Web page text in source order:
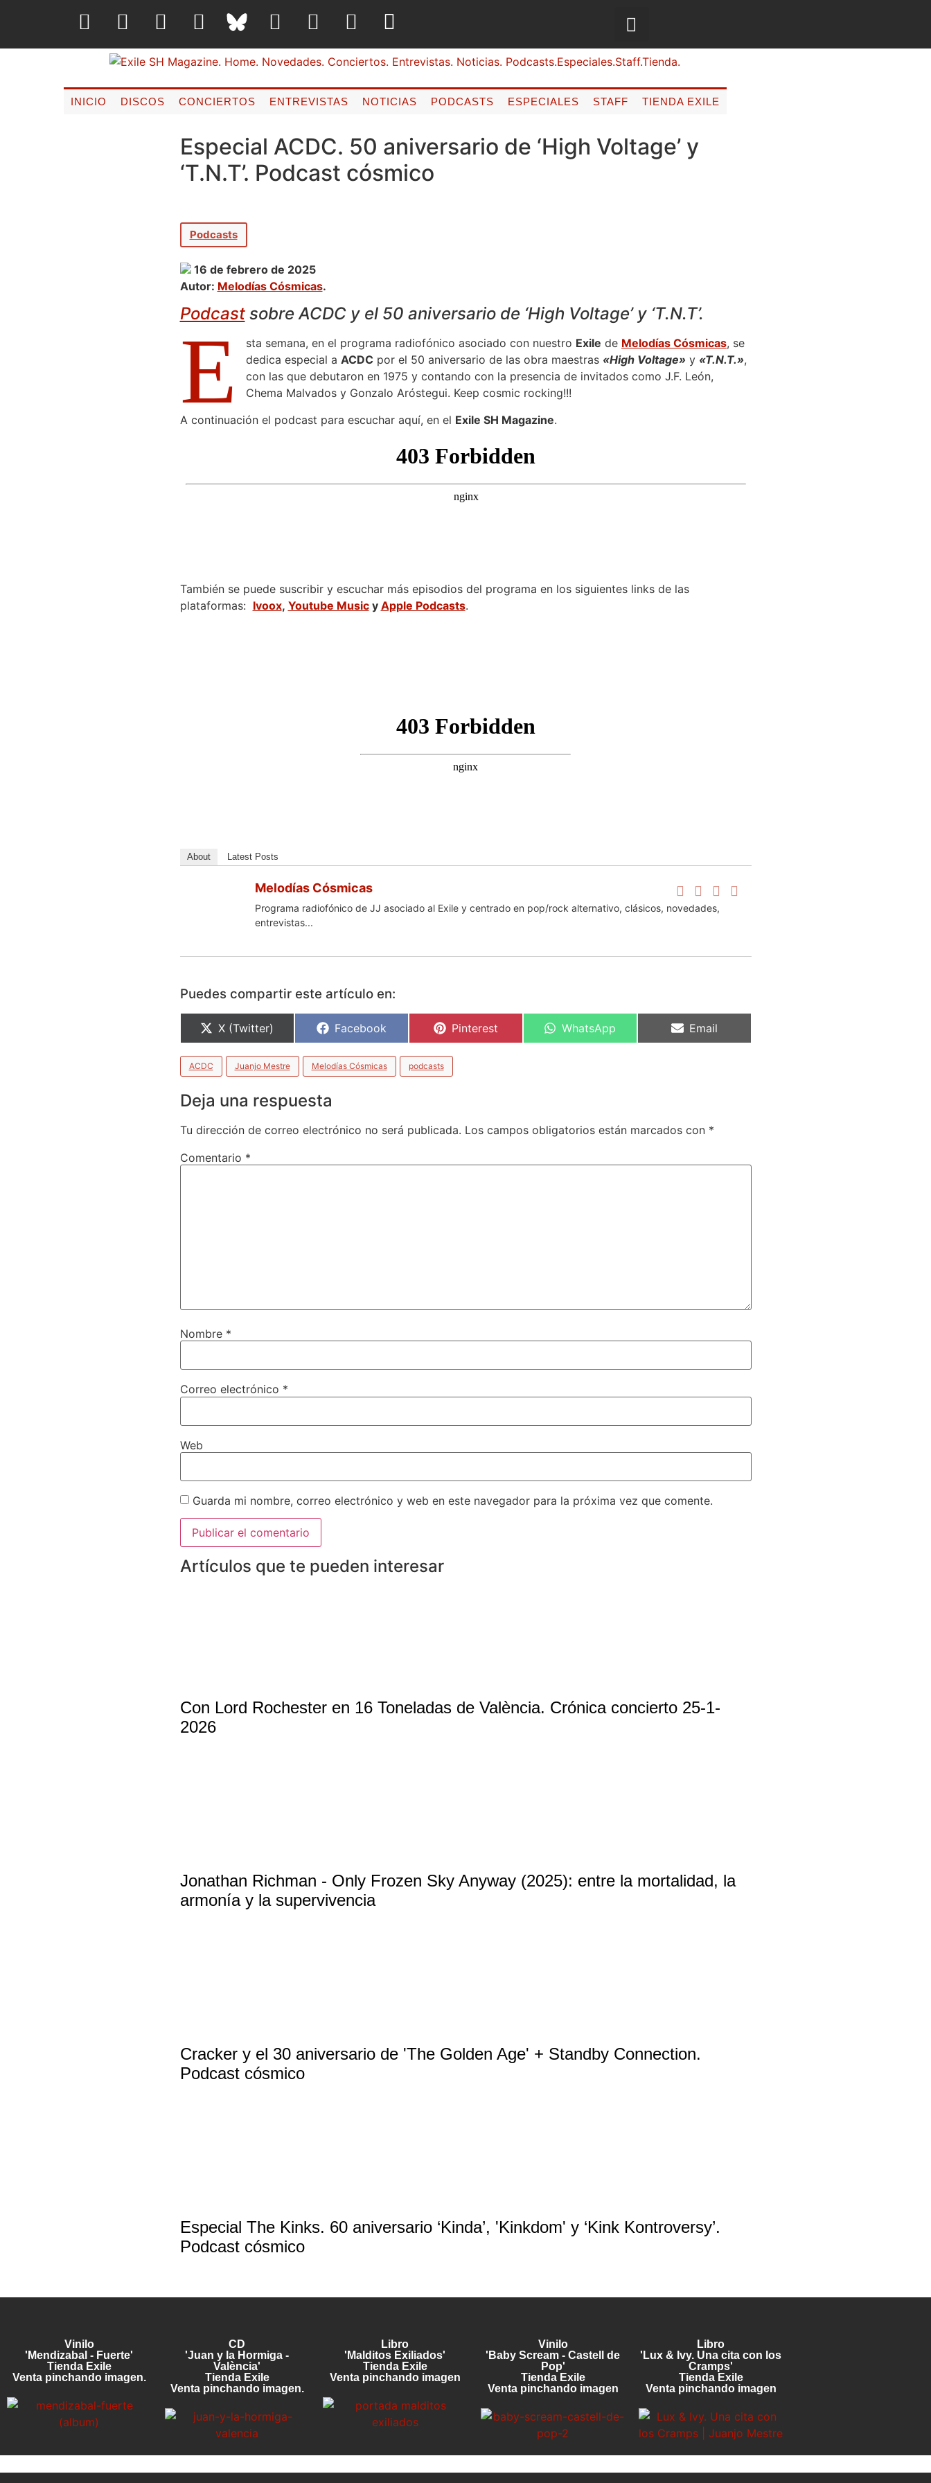
INICIO DISCOS CONCIERTOS ENTREVISTAS NOTICIAS PODCASTS ESPECIALES STAFF TIENDA EXILE
Especial ACDC. 50 aniversario de ‘High Voltage’ y
‘T.N.T’. Podcast cósmico
Podcasts
16 de febrero de 2025
Autor: Melodías Cósmicas.
Podcastsobre ACDC y el 50 aniversario de ‘High Voltage’ y ‘T.N.T’.
E sta semana, en el programa radiofónico asociado con nuestro Exile de Melodías Cósmicas, se
dedica especial a ACDC por el 50 aniversario de las obra maestras «High Voltage» y «T.N.T.»,
con las que debutaron en 1975 y contando con la presencia de invitados como J.F. León,
Chema Malvados y Gonzalo Aróstegui. Keep cosmic rocking!!!
A continuación el podcast para escuchar aquí, en el Exile SH Magazine.
También se puede suscribir y escuchar más episodios del programa en los siguientes links de las
plataformas: Ivoox, Youtube Musicy Apple Podcasts.
About Latest Posts
Melodías Cósmicas
Programa radiofónico de JJ asociado al Exile y centrado en pop/rock alternativo, clásicos, novedades,
entrevistas...
Puedes compartir este artículo en:
X (Twitter) Facebook Pinterest WhatsApp Email
ACDC Juanjo Mestre Melodías Cósmicas podcasts
Deja una respuesta
Tu dirección de correo electrónico no será publicada. Los campos obligatorios están marcados con *
Comentario *
Nombre *
Correo electrónico *
Web
Guarda mi nombre, correo electrónico y web en este navegador para la próxima vez que comente.
Artículos que te pueden interesar
Con Lord Rochester en 16 Toneladas de València. Crónica concierto 25-1-
2026
Jonathan Richman - Only Frozen Sky Anyway (2025): entre la mortalidad, la
armonía y la supervivencia
Cracker y el 30 aniversario de 'The Golden Age' + Standby Connection.
Podcast cósmico
Especial The Kinks. 60 aniversario ‘Kinda’, 'Kinkdom' y ‘Kink Kontroversy’.
Podcast cósmico
Vinilo
'Mendizabal - Fuerte'
Tienda Exile
Venta pinchando imagen.
CD
'Juan y la Hormiga -
València'
Tienda Exile
Venta pinchando imagen.
Libro
'Malditos Exiliados'
Tienda Exile
Venta pinchando imagen
Vinilo
'Baby Scream - Castell de
Pop'
Tienda Exile
Venta pinchando imagen
Libro
'Lux & Ivy. Una cita con los
Cramps'
Tienda Exile
Venta pinchando imagen